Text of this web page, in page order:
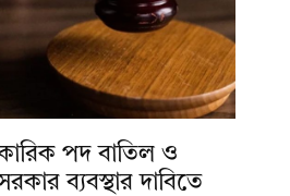
পদ বাতিল ও
ব্যবস্থার দাবিতে